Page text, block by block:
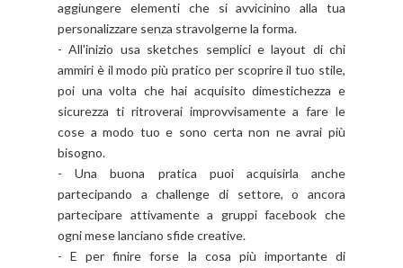
aggiungere elementi che si avvicinino alla tua
personalizzare senza stravolgerne la forma.
- All'inizio usa sketches semplici e layout di chi
ammiri è il modo più pratico per scoprire il tuo stile,
poi una volta che hai acquisito dimestichezza e
sicurezza ti ritroverai improvvisamente a fare le
cose a modo tuo e sono certa non ne avrai più
bisogno.
- Una buona pratica puoi acquisirla anche
partecipando a challenge di settore, o ancora
partecipare attivamente a gruppi facebook che
ogni mese lanciano sfide creative.
- E per finire forse la cosa più importante di